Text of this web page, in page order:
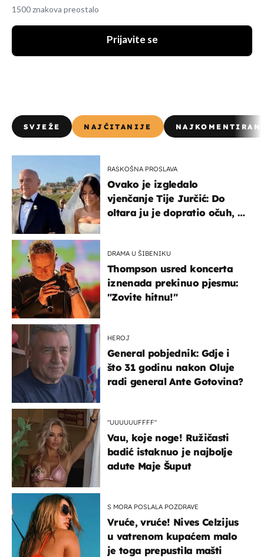
1500 znakova preostalo
Prijavite se
SVJEŽE NAJČITANIJE
RASKOŠNA PROSLAVA
Ovako je izgledalo
vjenčanje Tije Jurčić: Do
oltara ju je dopratio očuh, a
DRAMA U ŠIBENIKU
Thompson usred koncerta
iznenada prekinuo pjesmu:
"Zovite hitnu!"
HEROJ
General pobjednik: Gdje i
što 31 godinu nakon Oluje
radi general Ante Gotovina?
"UUUUUUFFFF"
Vau, koje noge! Ružičasti
badić istaknuo je najbolje
adute Maje Šuput
S MORA POSLALA POZDRAVE
Vruće, vruće! Nives Celzijus
u vatrenom kupaćem malo
je toga prepustila mašti